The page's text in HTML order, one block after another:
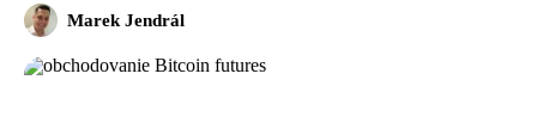
Marek Jendrál